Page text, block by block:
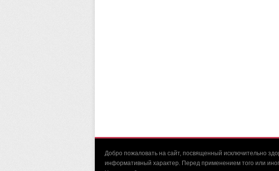
Добро пожаловать на сайт, посвященный исключительно
информативный характер. Перед применением того или